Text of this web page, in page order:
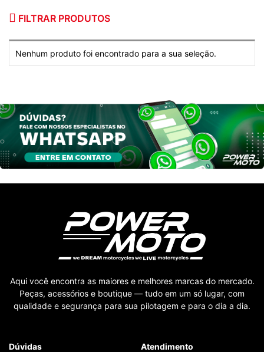
FILTRAR PRODUTOS
Nenhum produto foi encontrado para a sua seleção.
Aqui você encontra as maiores e melhores marcas do mercado.
Peças, acessórios e boutique — tudo em um só lugar, com
qualidade e segurança para sua pilotagem e para o dia a dia.
Dúvidas
Atendimento